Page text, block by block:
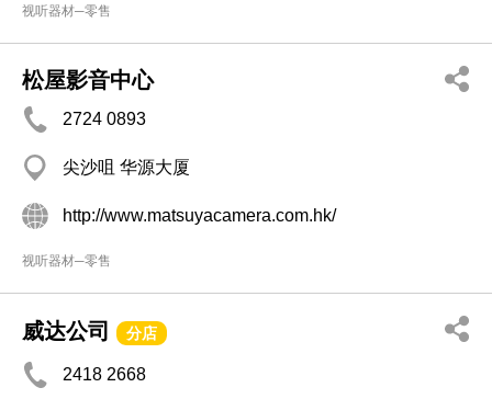
视听器材─零售
松屋影音中心
2724 0893
尖沙咀 华源大厦
http://www.matsuyacamera.com.hk/
视听器材─零售
威达公司 分店
2418 2668